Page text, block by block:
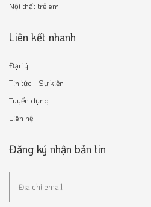
Nội thất trẻ em
Liên kết nhanh
Đại lý
Tin tức - Sự kiện
Tuyển dụng
Liên hệ
Đăng ký nhận bản tin